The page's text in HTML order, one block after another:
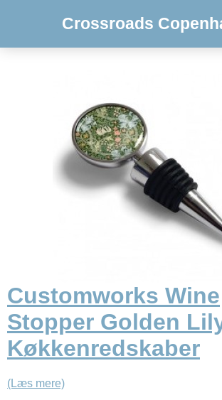
Crossroads
Customworks Wine
Stopper Golden
Køkkenredskaber
(Læs mere)